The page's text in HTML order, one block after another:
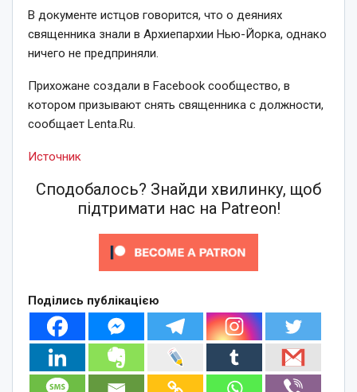
В документе истцов говорится, что о деяниях
священника знали в Архиепархии Нью-Йорка, однако
ничего не предприняли.
Прихожане создали в Facebook сообщество, в
котором призывают снять священника с должности,
сообщает Lenta.Ru.
Источник
Сподобалось? Знайди хвилинку, щоб
підтримати нас на Patreon!
Поділись публікацією